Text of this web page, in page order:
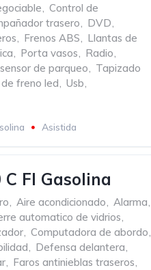
, Control de
trasero, DVD,
, Frenos ABS, Llantas de
, Porta vasos, Radio,
sensor de parqueo, Tapizado
freno led, Usb,
Asistida
Fl Gasolina
, Aire acondicionado, Alarma,
automatico de vidrios,
, Computadora de abordo,
, Defensa delantera,
, Faros antinieblas traseros,